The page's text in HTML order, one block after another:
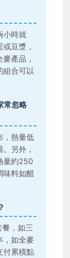
小時就
豆漿，
產品，
組合可以
常忽略
，熱量低
另外，
量約250
味料如醋
餐，如三
，如全麥
付累積點